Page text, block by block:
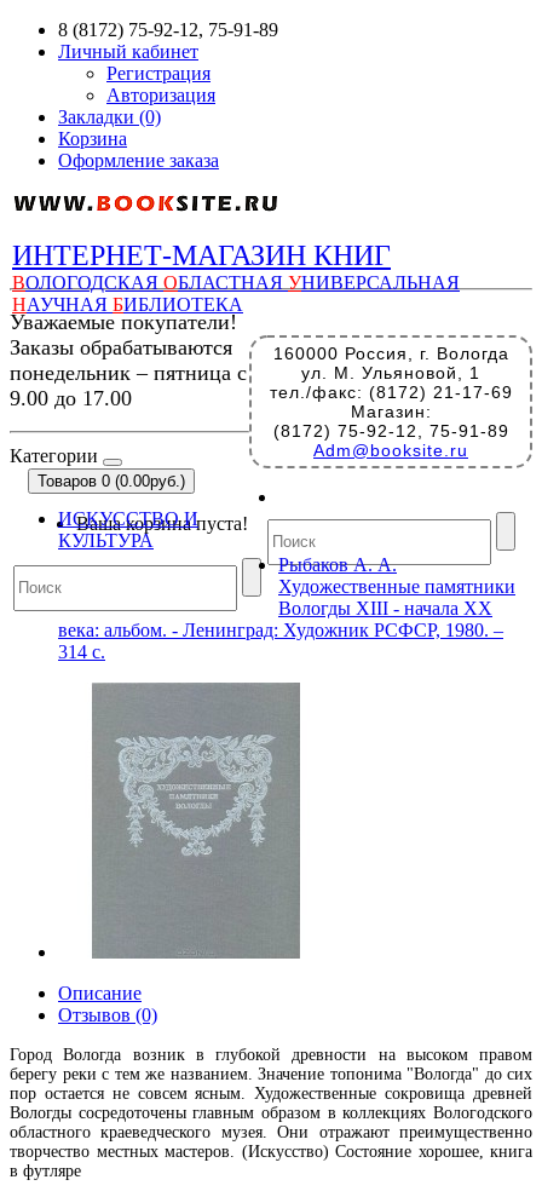
8 (8172) 75-92-12, 75-91-89
Личный кабинет
Регистрация
Авторизация
Закладки (0)
Корзина
Оформление заказа
ИНТЕРНЕТ-МАГАЗИН КНИГ
ВОЛОГОДСКАЯ ОБЛАСТНАЯ УНИВЕРСАЛЬНАЯ
НАУЧНАЯ БИБЛИОТЕКА
160000 Россия, г. Вологда
ул. М. Ульяновой, 1
тел./факс: (8172) 21-17-69
Магазин:
(8172) 75-92-12, 75-91-89
Adm@booksite.ru
Уважаемые покупатели!
Заказы обрабатываются
понедельник – пятница с
9.00 до 17.00
Категории
Товаров 0 (0.00руб.)
Ваша корзина пуста!
ИСКУССТВО И
КУЛЬТУРА
Рыбаков А. А.
Художественные памятники
Вологды XIII - начала XX
века: альбом. - Ленинград: Художник РСФСР, 1980. –
314 с.
Описание
Отзывов (0)
Город Вологда возник в глубокой древности на высоком правом
берегу реки с тем же названием. Значение топонима "Вологда" до сих
пор остается не совсем ясным. Художественные сокровища древней
Вологды сосредоточены главным образом в коллекциях Вологодского
областного краеведческого музея. Они отражают преимущественно
творчество местных мастеров. (Искусство) Состояние хорошее, книга
в футляре